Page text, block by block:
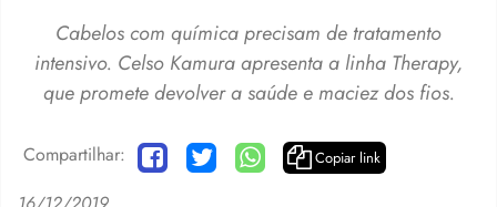
Cabelos com química precisam de tratamento
intensivo. Celso Kamura apresenta a linha Therapy,
que promete devolver a saúde e maciez dos fios.
Compartilhar: Copiar link